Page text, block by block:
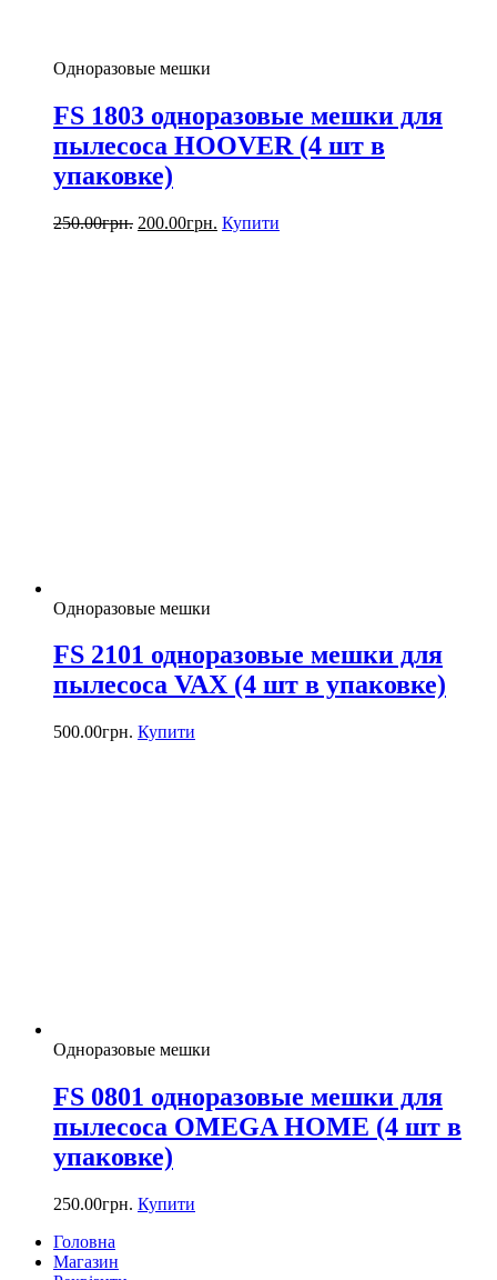
Одноразовые мешки
FS 1803 одноразовые мешки для
пылесоса HOOVER (4 шт в
упаковке)
250.00грн. 200.00грн. Купити
Одноразовые мешки
FS 2101 одноразовые мешки для
пылесоса VAX (4 шт в упаковке)
500.00грн. Купити
Одноразовые мешки
FS 0801 одноразовые мешки для
пылесоса OMEGA HOME (4 шт в
упаковке)
250.00грн. Купити
Головна
Магазин